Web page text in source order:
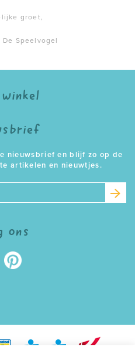
groet,
Speelvogel
nieuwsbrief en blijf zo op de
artikelen en nieuwtjes.
ons